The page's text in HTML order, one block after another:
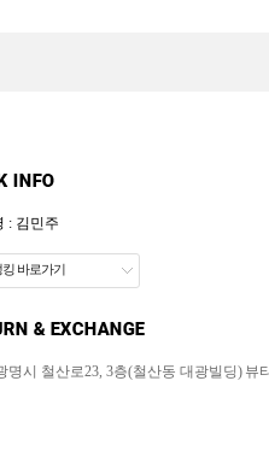
: 김민주
바로가기
명시 철산로23, 3층(철산동 대광빌딩) 뷰